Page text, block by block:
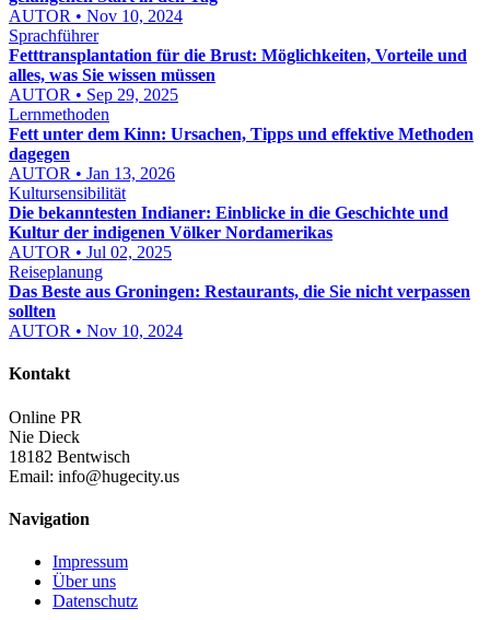
AUTOR • Nov 10, 2024
Sprachführer
Fetttransplantation für die Brust: Möglichkeiten, Vorteile und
alles, was Sie wissen müssen
AUTOR • Sep 29, 2025
Lernmethoden
Fett unter dem Kinn: Ursachen, Tipps und effektive Methoden
dagegen
AUTOR • Jan 13, 2026
Kultursensibilität
Die bekanntesten Indianer: Einblicke in die Geschichte und
Kultur der indigenen Völker Nordamerikas
AUTOR • Jul 02, 2025
Reiseplanung
Das Beste aus Groningen: Restaurants, die Sie nicht verpassen
sollten
AUTOR • Nov 10, 2024
Kontakt
Online PR
Nie Dieck
18182 Bentwisch
Email: info@hugecity.us
Navigation
Impressum
Über uns
Datenschutz